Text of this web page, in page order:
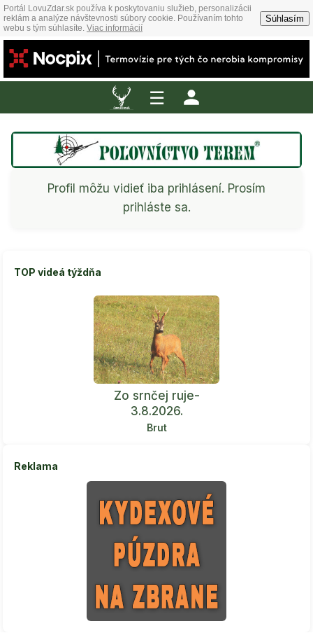
Portál LovuZdar.sk používa k poskytovaniu služieb, personalizácii
reklám a analýze návštevnosti súbory cookie. Používaním tohto
webu s tým súhlasíte. Viac informácií
Súhlasím
☰
Profil môžu vidieť iba prihlásení. Prosím
prihláste sa.
TOP videá týždňa
Zo srnčej ruje-
3.8.2026.
Brut
Reklama